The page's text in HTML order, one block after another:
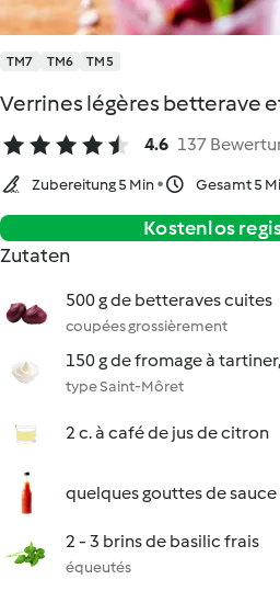
TM7 TM6 TM5
Verrines légères betterave
4.6 137
Zubereitung 5 Min Gesamt 5
Kostenlos
Zutaten
500 g de betteraves cuites
coupées grossièrement
150 g de fromage à
type Saint-Môret
2 c. à café de jus de citron
quelques gouttes de
2 - 3 brins de basilic frais
équeutés